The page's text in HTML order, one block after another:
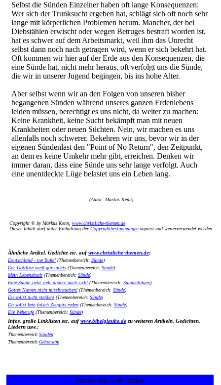
Selbst die Sünden Einzelner haben oft lange Konsequenzen:
Wer sich der Trunksucht ergeben hat, schlägt sich oft noch sehr
lange mit körperlichen Problemen herum. Mancher, der bei
Diebstählen erwischt oder wegen Betruges bestraft worden ist,
hat es schwer auf dem Arbeitsmarkt, weil ihm das Unrecht
selbst dann noch nach getragen wird, wenn er sich bekehrt hat.
Oft kommen wir hier auf der Erde aus den Konsequenzen, die
eine Sünde hat, nicht mehr heraus, oft verfolgt uns die Sünde,
die wir in unserer Jugend begingen, bis ins hohe Alter.
Aber selbst wenn wir an den Folgen von unseren bisher
begangenen Sünden während unseres ganzen Erdenlebens
leiden müssen, berechtigt es uns nicht, da weiter zu machen:
Keine Krankheit, keine Sucht bekämpft man mit neuen
Krankheiten oder neuen Süchten. Nein, wir machen es uns
allenfalls noch schwerer. Bekehren wir uns, bevor wir in der
eigenen Sündenlast den "Point of No Return", den Zeitpunkt,
an dem es keine Umkehr mehr gibt, erreichen. Denken wir
immer daran, dass eine Sünde uns sehr lange verfolgt. Auch
eine unentdeckte Lüge belastet uns ein Leben lang.
(Autor: Markus Kenn)
Copyright © by Markus Kenn, www.christliche-themen.de
Dieser Inhalt darf unter Einhaltung der Copyrightbestimmungen kopiert und weiterverwendet werden
Ähnliche Artikel, Gedichte etc. aufwww.christliche-themen.de:
Deutschland - tue Buße! (Themenbereich: Sünde)
Der Gottlose weiß gar nichts (Themenbereich: Sünde)
Mein Lebensbuch (Themenbereich: Sünde)
Eine Sünde zieht viele andere nach sich! (Themenbereich: Sündenfolgen)
Gottes Namen nicht missbrauchen! (Themenbereich: Sünde)
Du sollst nicht stehlen! (Themenbereich: Sünde)
Du sollst kein falsch Zeugnis reden (Themenbereich: Sünde)
Die Weherufe(Themenbereich: Sünde)
Infos, große Linklisten etc. aufwww.bibelglaube.de zu weiteren Artikeln, Gedichten,
Liedern usw.:
Themenbereich Sünden
Themenbereich Gehorsam
Friede mit Gott finden